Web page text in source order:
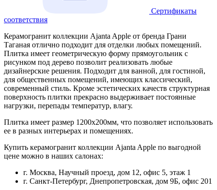
Сертификаты
соответствия
Керамогранит коллекции Ajanta Apple от бренда Грани
Таганая отлично подходит для отделки любых помещений.
Плитка имеет геометрическую форму прямоугольник с
рисунком под дерево позволит реализовать любые
дизайнерские решения. Подходит для ванной, для гостиной,
для общественных помещений, имеющих классический,
современный стиль. Кроме эстетических качеств структурная
поверхность плитки прекрасно выдерживает постоянные
нагрузки, перепады температур, влагу.
Плитка имеет размер 1200х200мм, что позволяет использовать
ее в разных интерьерах и помещениях.
Купить керамогранит коллекции Ajanta Apple по выгодной
цене можно в наших салонах:
г. Москва, Научный проезд, дом 12, офис 5, этаж 1
г. Санкт-Петербург, Днепропетровская, дом 9Б, офис 201